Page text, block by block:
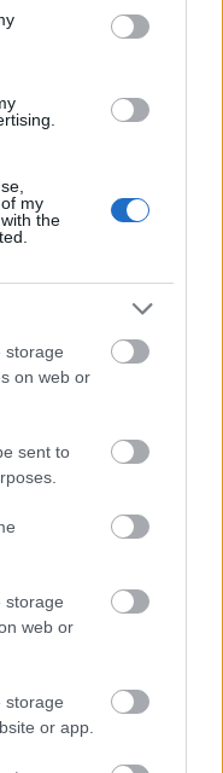
my
the
storage
on web or
sent to
storage
web or
storage
or app.
mi volt a
nem
bele.